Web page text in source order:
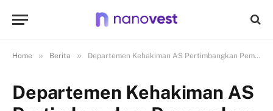
Home » Berita » Departemen Kehakiman AS Pertimbangkan Pemecahan Google untuk Hentikan Monopoli
Departemen Kehakiman AS